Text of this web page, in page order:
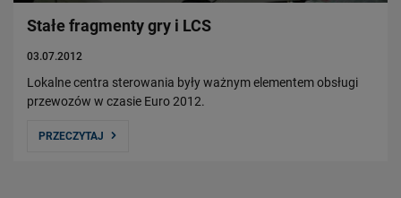
Stałe fragmenty gry i LCS
03.07.2012
Lokalne centra sterowania były ważnym elementem obsługi
przewozów w czasie Euro 2012.
PRZECZYTAJ